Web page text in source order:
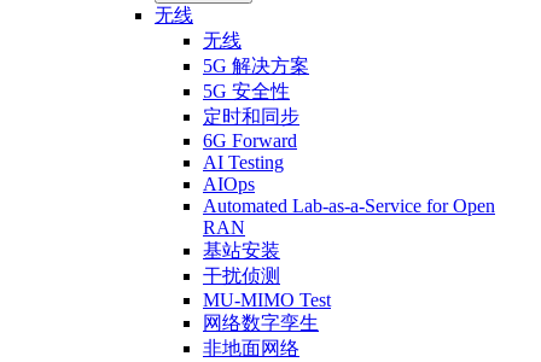
无线
无线
5G 解决方案
5G 安全性
定时和同步
6G Forward
AI Testing
AIOps
Automated Lab-as-a-Service for Open
RAN
基站安装
干扰侦测
MU-MIMO Test
网络数字孪生
非地面网络